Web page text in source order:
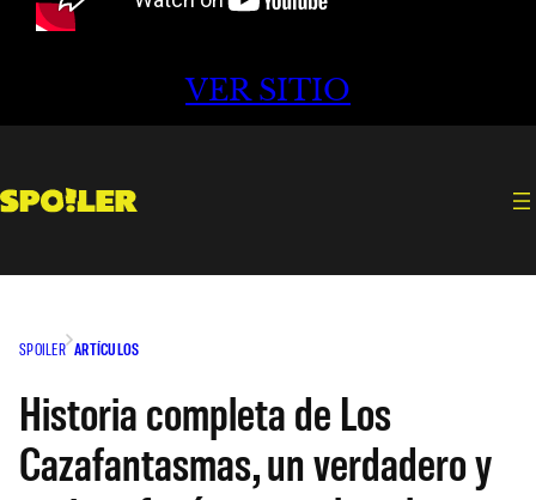
VER SITIO
SPOILER ARTÍCULOS
Historia completa de Los
Cazafantasmas, un verdadero y